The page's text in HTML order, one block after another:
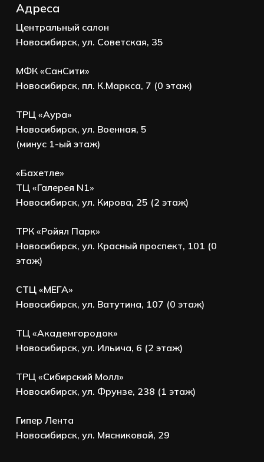
Адреса
Центральный салон
Новосибирск, ул. Советская, 35
МФК «СанСити»
Новосибирск, пл. К.Маркса, 7 (0 этаж)
ТРЦ «Аура»
Новосибирск, ул. Военная, 5
(минус 1-ый этаж)
«Бахетле»
ТЦ «Галерея N1»
Новосибирск, ул. Кирова, 25 (2 этаж)
ТРК «Ройял Парк»
Новосибирск, ул. Красный проспект, 101 (0
этаж)
СТЦ «МЕГА»
Новосибирск, ул. Ватутина, 107 (0 этаж)
ТЦ «Академгородок»
Новосибирск, ул. Ильича, 6 (2 этаж)
ТРЦ «Сибирский Молл»
Новосибирск, ул. Фрунзе, 238 (1 этаж)
Гипер Лента
Новосибирск, ул. Мясниковой, 29